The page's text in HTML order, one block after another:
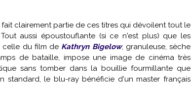
fait clairement partie de ces titres qui dévoilent tout le
aussi époustouflante (si ce n'est plus) que les
celle du film de Kathryn Bigelow, granuleuse, sèche
de bataille, impose une image de cinéma très
sans tomber dans la bouillie fourmillante que
standard, le blu-ray bénéficie d'un master français